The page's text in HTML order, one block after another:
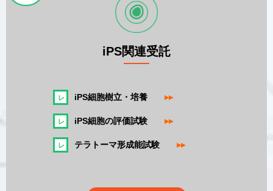
iPS関連受託
iPS細胞樹立・培養▸▸
iPS細胞の評価試験▸▸
テラトーマ形成能試験▸▸